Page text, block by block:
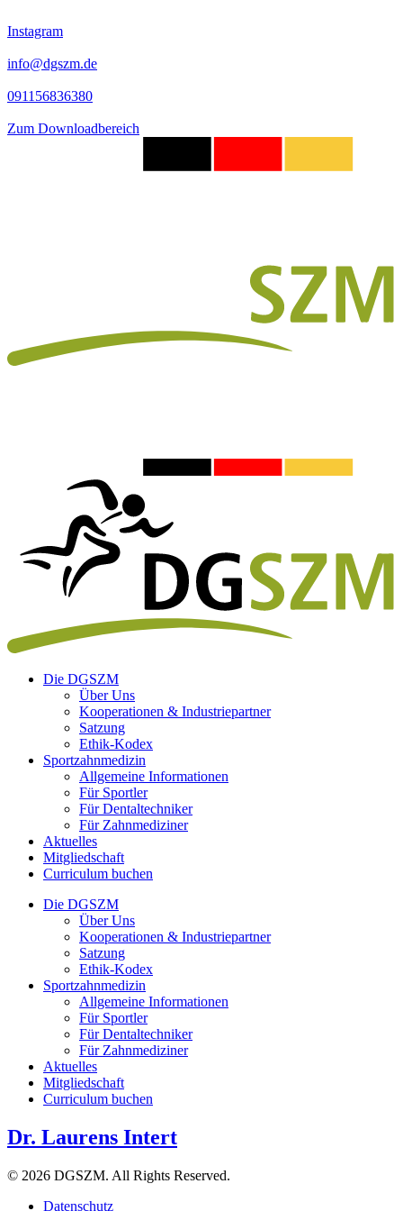
Instagram
info@dgszm.de
091156836380
Zum Downloadbereich
Die DGSZM
Über Uns
Kooperationen & Industriepartner
Satzung
Ethik-Kodex
Sportzahnmedizin
Allgemeine Informationen
Für Sportler
Für Dentaltechniker
Für Zahnmediziner
Aktuelles
Mitgliedschaft
Curriculum buchen
Die DGSZM
Über Uns
Kooperationen & Industriepartner
Satzung
Ethik-Kodex
Sportzahnmedizin
Allgemeine Informationen
Für Sportler
Für Dentaltechniker
Für Zahnmediziner
Aktuelles
Mitgliedschaft
Curriculum buchen
Dr. Laurens Intert
© 2026 DGSZM. All Rights Reserved.
Datenschutz